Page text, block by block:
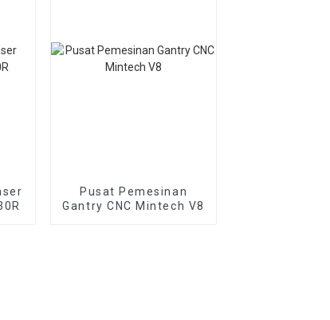
Pusat Pemesinan
Gantry CNC Mintech V8